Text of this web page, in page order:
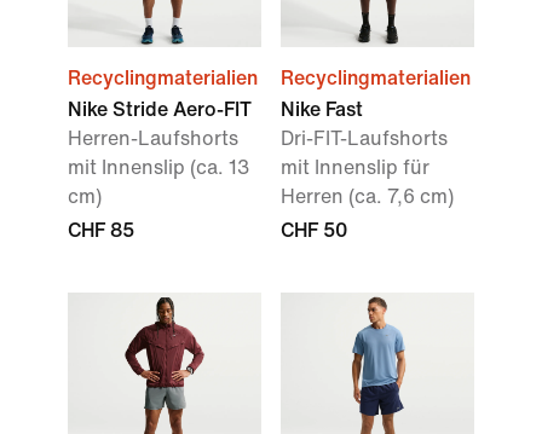
Recyclingmaterialien
Nike Stride Aero-FIT
Herren-Laufshorts
mit Innenslip (ca. 13
cm)
CHF 85
Recyclingmaterialien
Nike Fast
Dri-FIT-Laufshorts
mit Innenslip für
Herren (ca. 7,6 cm)
CHF 50